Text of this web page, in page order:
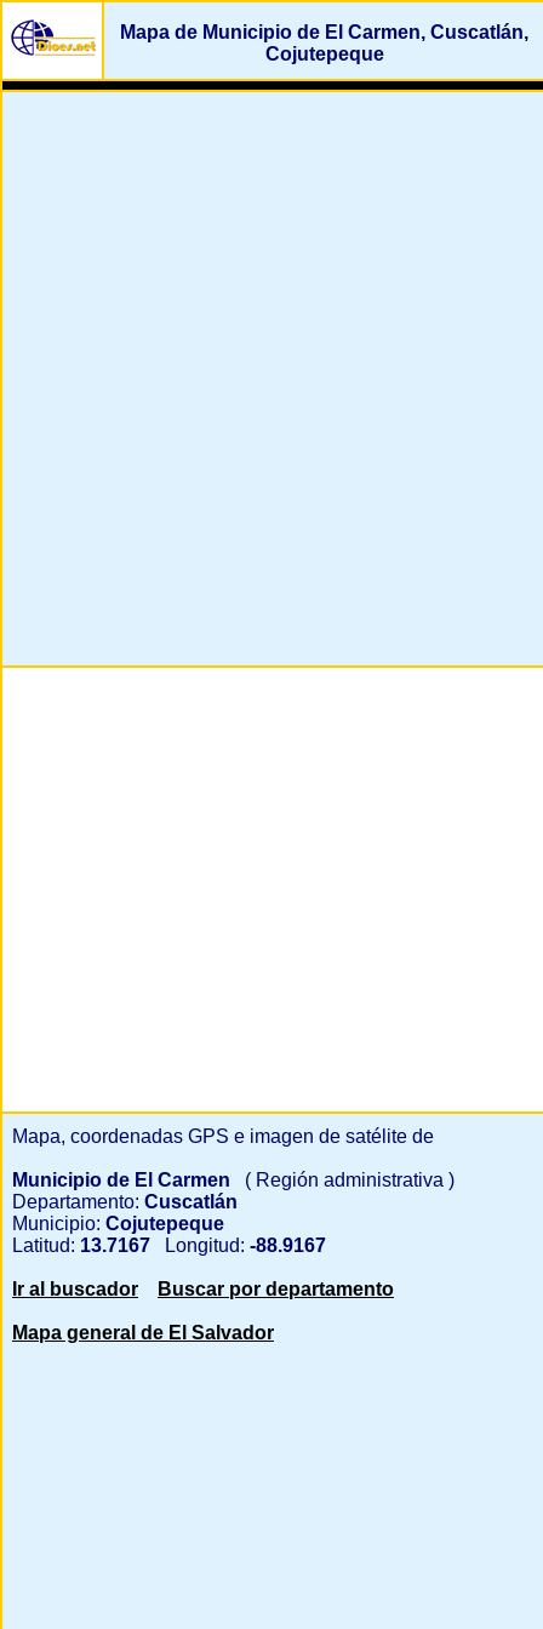
Mapa de Municipio de El Carmen, Cuscatlán,
Cojutepeque
Mapa, coordenadas GPS e imagen de satélite de
Municipio de El Carmen
( Región administrativa )
Departamento: Cuscatlán
Municipio: Cojutepeque
Latitud: 13.7167 Longitud: -88.9167
Ir al buscador Buscar por departamento
Mapa general de El Salvador